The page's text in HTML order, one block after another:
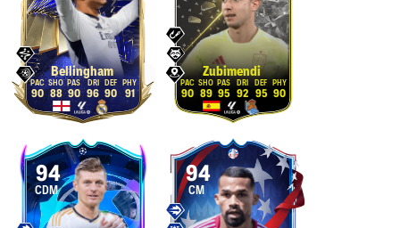
Bellingham
90 88 90 96 90 91
Zubimendi
90 89 95 92 95 90
94
CDM
94
CM